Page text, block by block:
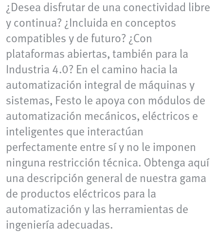
¿Desea disfrutar de una conectividad libre
y continua? ¿Incluida en conceptos
compatibles y de futuro? ¿Con
plataformas abiertas, también para la
Industria 4.0? En el camino hacia la
automatización integral de máquinas y
sistemas, Festo le apoya con módulos de
automatización mecánicos, eléctricos e
inteligentes que interactúan
perfectamente entre sí y no le imponen
ninguna restricción técnica. Obtenga aquí
una descripción general de nuestra gama
de productos eléctricos para la
automatización y las herramientas de
ingeniería adecuadas.